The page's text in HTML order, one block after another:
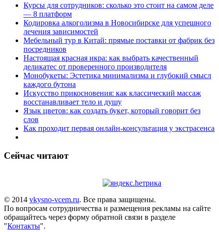
Курсы для сотрудников: сколько это стоит на самом деле
— 8 платформ
Кодировка алкоголизма в Новосибирске для успешного
лечения зависимостей
Мебельный тур в Китай: прямые поставки от фабрик без
посредников
Настоящая красная икра: как выбрать качественный
деликатес от проверенного производителя
Монобукеты: Эстетика минимализма и глубокий смысл
каждого бутона
Искусство прикосновения: как классический массаж
восстанавливает тело и душу
Язык цветов: как создать букет, который говорит без
слов
Как проходит первая онлайн-консультация у экстрасенса
Сейчас читают
© 2014 vkysno-vcem.ru. Все права защищены.
По вопросам сотрудничества и размещения рекламы на сайте
обращайтесь через форму обратной связи в разделе
"Контакты".